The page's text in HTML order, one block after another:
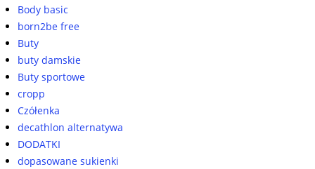
Body basic
born2be free
Buty
buty damskie
Buty sportowe
cropp
Czółenka
decathlon alternatywa
DODATKI
dopasowane sukienki